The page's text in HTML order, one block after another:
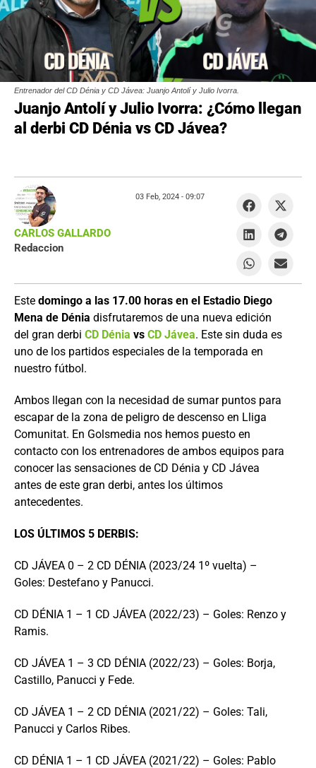
Entrenador del CD Dénia y CD Jávea: Juanjo Antolí y Julio Ivorra.
Juanjo Antolí y Julio Ivorra: ¿Cómo llegan
al derbi CD Dénia vs CD Jávea?
Este domingo a las 17.00 horas en el Estadio Diego
Mena de Dénia disfrutaremos de una nueva edición
del gran derbi CD Dénia vs CD Jávea. Este sin duda es
uno de los partidos especiales de la temporada en
nuestro fútbol.
Ambos llegan con la necesidad de sumar puntos para
escapar de la zona de peligro de descenso en Lliga
Comunitat. En Golsmedia nos hemos puesto en
contacto con los entrenadores de ambos equipos para
conocer las sensaciones de CD Dénia y CD Jávea
antes de este gran derbi, antes los últimos
antecedentes.
LOS ÚLTIMOS 5 DERBIS:
CD JÁVEA 0 – 2 CD DÉNIA (2023/24 1º vuelta) –
Goles: Destefano y Panucci.
CD DÉNIA 1 – 1 CD JÁVEA (2022/23) – Goles: Renzo y
Ramis.
CD JÁVEA 1 – 3 CD DÉNIA (2022/23) – Goles: Borja,
Castillo, Panucci y Fede.
CD JÁVEA 1 – 2 CD DÉNIA (2021/22) – Goles: Tali,
Panucci y Carlos Ribes.
CD DÉNIA 1 – 1 CD JÁVEA (2021/22) – Goles: Pablo
CARLOS GALLARDO
Redaccion
03 Feb, 2024 - 09:07